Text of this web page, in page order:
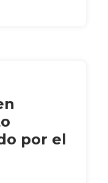
por el